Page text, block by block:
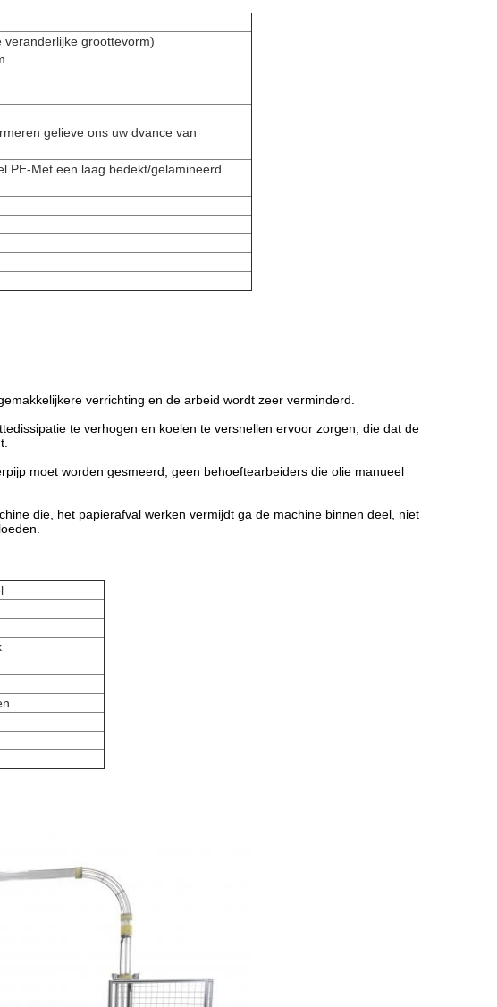
groottevorm)
gelieve ons uw dvance van
PE-Met een laag bedekt/gelamineerd
verrichting en de arbeid wordt zeer verminderd.
te verhogen en koelen te versnellen ervoor zorgen, die dat de
moet worden gesmeerd, geen behoeftearbeiders die olie manueel
die, het papierafval werken vermijdt ga de machine binnen deel, niet